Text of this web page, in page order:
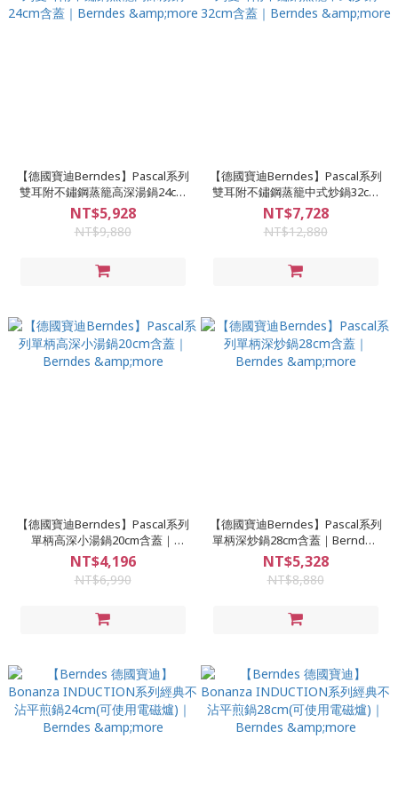
【德國寶迪Berndes】Pascal系列
雙耳附不鏽鋼蒸籠高深湯鍋24cm
含蓋｜Berndes &more
NT$5,928
NT$9,880
【德國寶迪Berndes】Pascal系列
雙耳附不鏽鋼蒸籠中式炒鍋32cm
含蓋｜Berndes &more
NT$7,728
NT$12,880
【德國寶迪Berndes】Pascal系列
單柄高深小湯鍋20cm含蓋｜
Berndes &more
NT$4,196
NT$6,990
【德國寶迪Berndes】Pascal系列
單柄深炒鍋28cm含蓋｜Berndes
&more
NT$5,328
NT$8,880